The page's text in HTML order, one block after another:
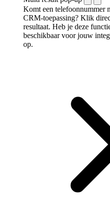
Komt een telefoonnummer
CRM-toepassing? Klik
resultaat. Heb je deze
beschikbaar voor jouw
op.